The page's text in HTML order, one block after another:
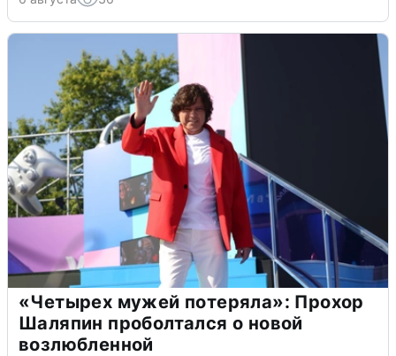
«Четырех мужей потеряла»: Прохор
Шаляпин проболтался о новой
возлюбленной